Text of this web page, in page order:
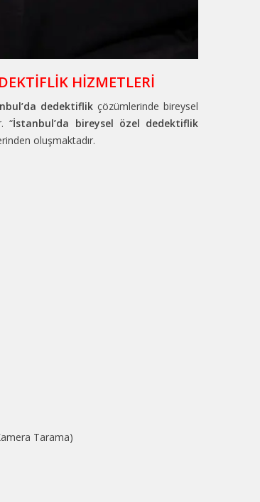
HİZMETLERİ
dedektiflik çözümlerinde bireysel
“İstanbul’da bireysel özel dedektiflik
oluşmaktadır.
Tarama)